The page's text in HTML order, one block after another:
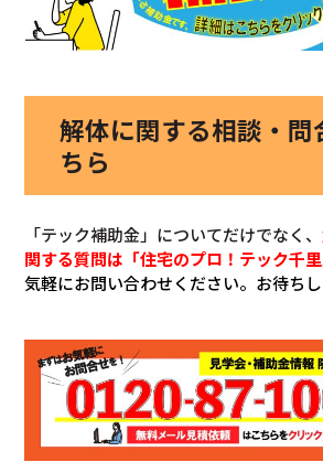
解体に関する相談・問
ちら
「テック補助金」についてだけでなく、
関する質問は「住宅のプロ！テック千里
気軽にお問い合わせください。お待ち